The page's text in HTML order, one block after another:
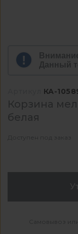
Данный
КА-
Корзина
белая
Доступен под заказ
Самовывоз